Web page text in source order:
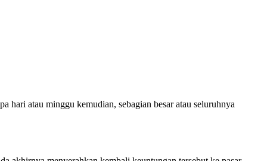
atau minggu kemudian, sebagian besar atau seluruhnya